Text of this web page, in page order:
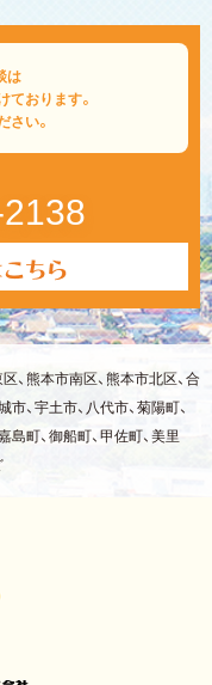
は
おります。
さい。
、熊本市南区、熊本市北区、合
、宇土市、八代市、菊陽町、
島町、御船町、甲佐町、美里